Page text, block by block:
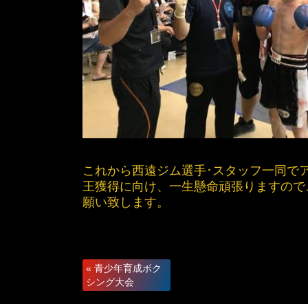
これから西遠ジム選手･スタッフ一同で
王獲得に向け、一生懸命頑張りますの
願い致します。
« 青少年育成ボク
シング大会